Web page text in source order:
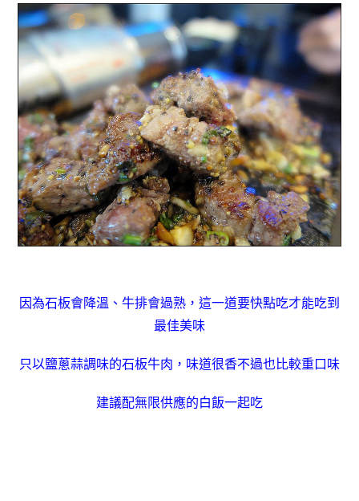
因為石板會降溫、牛排會過熟， 這一道要快點吃才能吃到
最佳美味
只以鹽蔥蒜調味的石板牛肉，味道很香不過也比較重口味
建議配無限供應的白飯一起吃